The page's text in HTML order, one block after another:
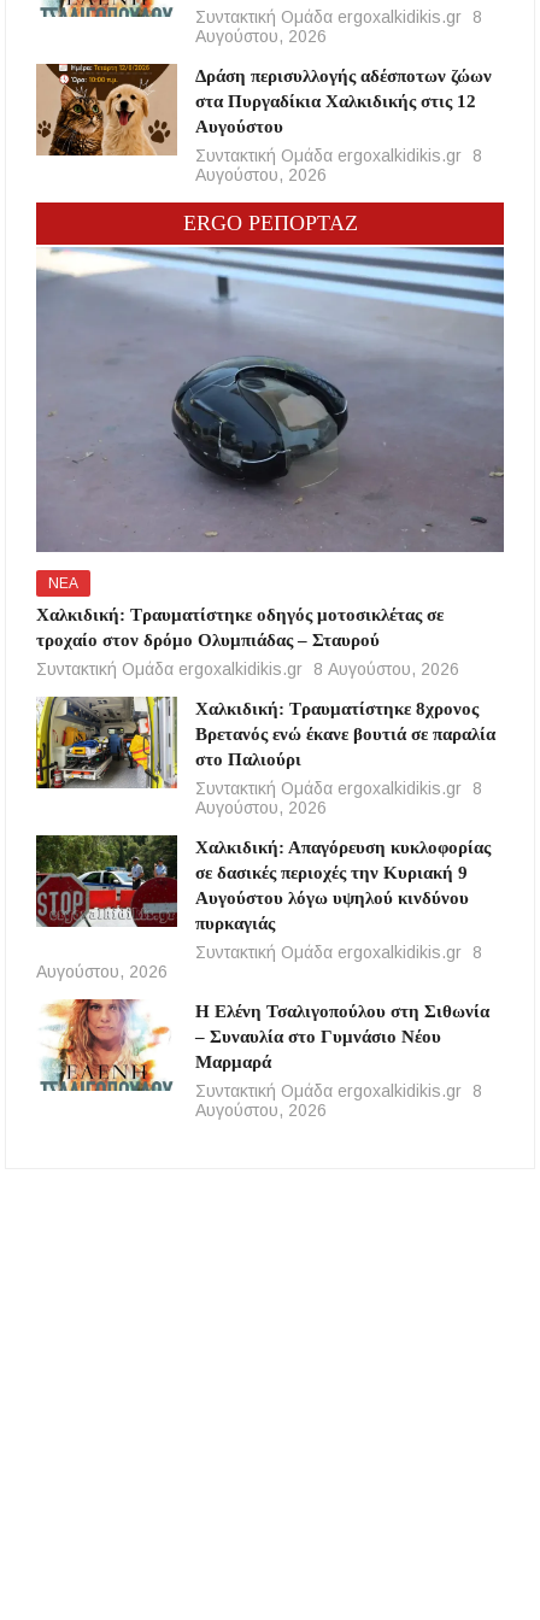
Συντακτική Ομάδα ergoxalkidikis.gr
8
Αυγούστου, 2026
Δράση περισυλλογής αδέσποτων ζώων
στα Πυργαδίκια Χαλκιδικής στις 12
Αυγούστου
Συντακτική Ομάδα ergoxalkidikis.gr
8
Αυγούστου, 2026
ERGO ΡΕΠΟΡΤΑΖ
ΝΕΑ
Χαλκιδική: Τραυματίστηκε οδηγός μοτοσικλέτας σε
τροχαίο στον δρόμο Ολυμπιάδας – Σταυρού
Συντακτική Ομάδα ergoxalkidikis.gr
8 Αυγούστου, 2026
Χαλκιδική: Τραυματίστηκε 8χρονος
Βρετανός ενώ έκανε βουτιά σε παραλία
στο Παλιούρι
Συντακτική Ομάδα ergoxalkidikis.gr
8
Αυγούστου, 2026
Χαλκιδική: Απαγόρευση κυκλοφορίας
σε δασικές περιοχές την Κυριακή 9
Αυγούστου λόγω υψηλού κινδύνου
πυρκαγιάς
Συντακτική Ομάδα ergoxalkidikis.gr
8
Αυγούστου, 2026
Η Ελένη Τσαλιγοπούλου στη Σιθωνία
– Συναυλία στο Γυμνάσιο Νέου
Μαρμαρά
Συντακτική Ομάδα ergoxalkidikis.gr
8
Αυγούστου, 2026